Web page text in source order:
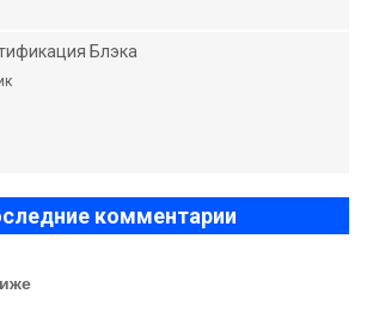
Блэка
комментарии